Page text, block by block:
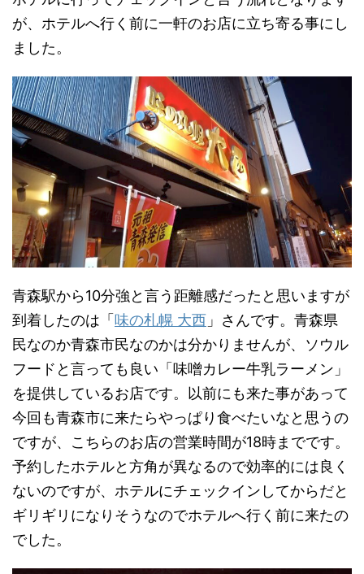
が、ホテルへ行く前に一軒のお店に立ち寄る事にし
ました。
青森駅から10分強と言う距離感だったと思いますが
到着したのは「 味の札幌 大西 」さんです。青森県
民なのか青森市民なのかは分かりませんが、ソウル
フードと言っても良い「味噌カレー牛乳ラーメン」
を提供しているお店です。以前にも来た事があって
今回も青森市に来たらやっぱり食べたいなと思うの
ですが、こちらのお店の営業時間が18時までです。
予約したホテルと方角が異なるので効率的には良く
ないのですが、ホテルにチェックインしてからだと
ギリギリになりそうなのでホテルへ行く前に来たの
でした。